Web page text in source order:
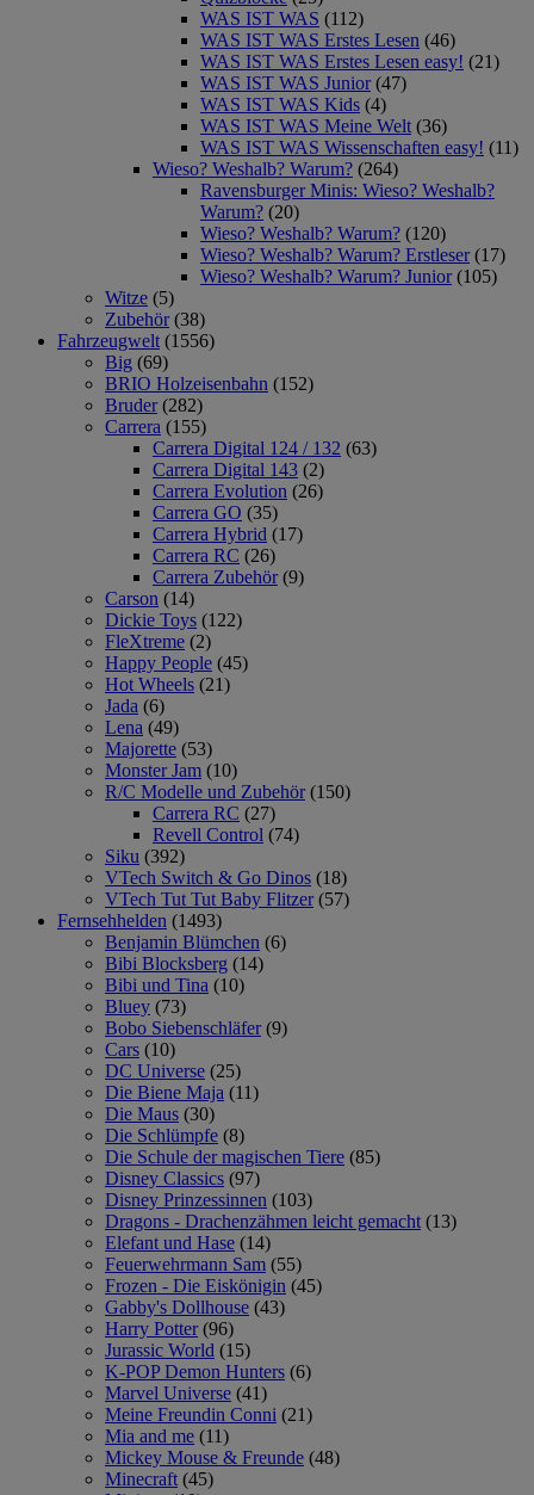
WAS IST WAS (112)
WAS IST WAS Erstes Lesen (46)
WAS IST WAS Erstes Lesen easy! (21)
WAS IST WAS Junior (47)
WAS IST WAS Kids (4)
WAS IST WAS Meine Welt (36)
WAS IST WAS Wissenschaften easy! (11)
Wieso? Weshalb? Warum? (264)
Ravensburger Minis: Wieso? Weshalb?
Warum? (20)
Wieso? Weshalb? Warum? (120)
Wieso? Weshalb? Warum? Erstleser (17)
Wieso? Weshalb? Warum? Junior (105)
Witze (5)
Zubehör (38)
Fahrzeugwelt (1556)
Big (69)
BRIO Holzeisenbahn (152)
Bruder (282)
Carrera (155)
Carrera Digital 124 / 132 (63)
Carrera Digital 143 (2)
Carrera Evolution (26)
Carrera GO (35)
Carrera Hybrid (17)
Carrera RC (26)
Carrera Zubehör (9)
Carson (14)
Dickie Toys (122)
FleXtreme (2)
Happy People (45)
Hot Wheels (21)
Jada (6)
Lena (49)
Majorette (53)
Monster Jam (10)
R/C Modelle und Zubehör (150)
Carrera RC (27)
Revell Control (74)
Siku (392)
VTech Switch & Go Dinos (18)
VTech Tut Tut Baby Flitzer (57)
Fernsehhelden (1493)
Benjamin Blümchen (6)
Bibi Blocksberg (14)
Bibi und Tina (10)
Bluey (73)
Bobo Siebenschläfer (9)
Cars (10)
DC Universe (25)
Die Biene Maja (11)
Die Maus (30)
Die Schlümpfe (8)
Die Schule der magischen Tiere (85)
Disney Classics (97)
Disney Prinzessinnen (103)
Dragons - Drachenzähmen leicht gemacht (13)
Elefant und Hase (14)
Feuerwehrmann Sam (55)
Frozen - Die Eiskönigin (45)
Gabby's Dollhouse (43)
Harry Potter (96)
Jurassic World (15)
K-POP Demon Hunters (6)
Marvel Universe (41)
Meine Freundin Conni (21)
Mia and me (11)
Mickey Mouse & Freunde (48)
Minecraft (45)